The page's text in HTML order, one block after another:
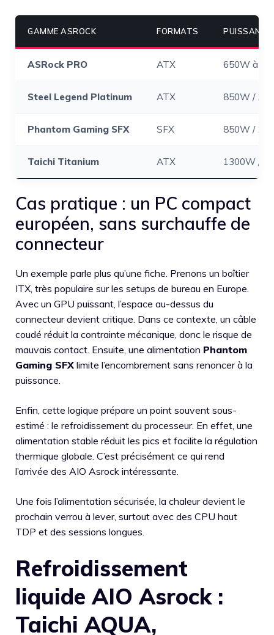
GAMME ASROCK FORMATS
ASRock PRO ATX 650W à
Steel Legend Platinum ATX 850W /
Phantom Gaming SFX SFX 850W /
Taichi Titanium ATX 1300W /
Cas pratique : un PC compact
européen, sans surchauffe de
connecteur
Un exemple parle plus qu’une fiche. Prenons un boîtier
ITX, très populaire sur les setups de bureau en Europe.
Avec un GPU puissant, l’espace au-dessus du
connecteur devient critique. Dans ce contexte, un câble
coudé réduit la contrainte mécanique, donc le risque de
mauvais contact. Ensuite, une alimentation Phantom
Gaming SFX limite l’encombrement sans renoncer à la
puissance.
Enfin, cette logique prépare un point souvent sous-
estimé : le refroidissement du processeur. En effet, une
alimentation stable réduit les pics et facilite la régulation
thermique globale. C’est précisément ce qui rend
l’arrivée des AIO Asrock intéressante.
Une fois l’alimentation sécurisée, la chaleur devient le
prochain verrou à lever, surtout avec des CPU haut
TDP et des sessions longues.
Refroidissement
liquide AIO Asrock :
Taichi AQUA,